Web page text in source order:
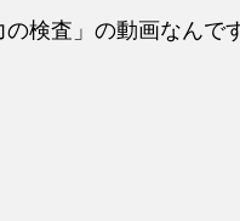
検査」の動画なんで